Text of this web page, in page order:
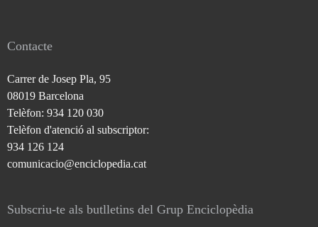
Contacte
Carrer de Josep Pla, 95
08019 Barcelona
Telèfon: 934 120 030
Telèfon d'atenció al subscriptor:
934 126 124
comunicacio@enciclopedia.cat
Subscriu-te als butlletins del Grup Enciclopèdia